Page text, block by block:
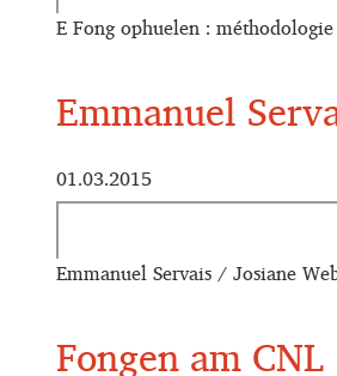
E Fong ophuelen : méthodologie
Emmanuel
01.03.2015
Emmanuel Servais / Josiane
Fongen am CNL